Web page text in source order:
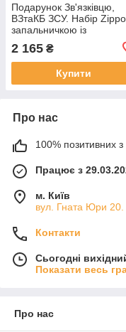
Подарунок Зв'язківцю,
ВЗтаКБ ЗСУ. Набір
запальничкою із
гравіюванням емблеми
напису "Ніхто без нас"
2 165 ₴
Купити
Про нас
100% позитивних з
Працює з
м. Київ
вул. Гната Юри 20.
Контакти
Сьогодні
Показати весь
Про нас